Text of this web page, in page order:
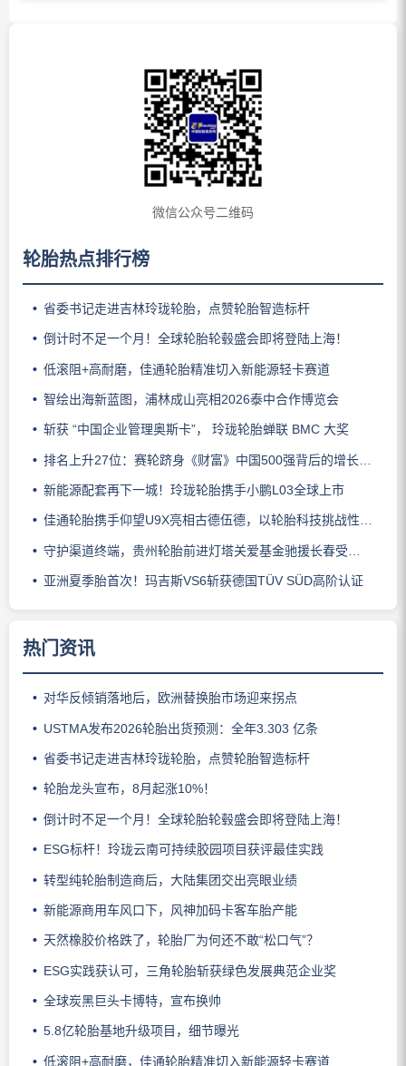
微信公众号二维码
轮胎热点排行榜
省委书记走进吉林玲珑轮胎，点赞轮胎智造标杆
倒计时不足一个月！全球轮胎轮毂盛会即将登陆上海！
低滚阻+高耐磨，佳通轮胎精准切入新能源轻卡赛道
智绘出海新蓝图，浦林成山亮相2026泰中合作博览会
斩获 “中国企业管理奥斯卡”， 玲珑轮胎蝉联 BMC 大奖
排名上升27位：赛轮跻身《财富》中国500强背后的增长逻辑
新能源配套再下一城！玲珑轮胎携手小鹏L03全球上市
佳通轮胎携手仰望U9X亮相古德伍德，以轮胎科技挑战性能边界
守护渠道终端，贵州轮胎前进灯塔关爱基金驰援长春受灾门店
亚洲夏季胎首次！玛吉斯VS6斩获德国TÜV SÜD高阶认证
热门资讯
对华反倾销落地后，欧洲替换胎市场迎来拐点
USTMA发布2026轮胎出货预测：全年3.303 亿条
省委书记走进吉林玲珑轮胎，点赞轮胎智造标杆
轮胎龙头宣布，8月起涨10%！
倒计时不足一个月！全球轮胎轮毂盛会即将登陆上海！
ESG标杆！玲珑云南可持续胶园项目获评最佳实践
转型纯轮胎制造商后，大陆集团交出亮眼业绩
新能源商用车风口下，风神加码卡客车胎产能
天然橡胶价格跌了，轮胎厂为何还不敢“松口气”？
ESG实践获认可，三角轮胎斩获绿色发展典范企业奖
全球炭黑巨头卡博特，宣布换帅
5.8亿轮胎基地升级项目，细节曝光
低滚阻+高耐磨，佳通轮胎精准切入新能源轻卡赛道